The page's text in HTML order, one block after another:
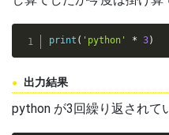
print ( 'python' * 3)
出力結果
python が3回繰り返されて